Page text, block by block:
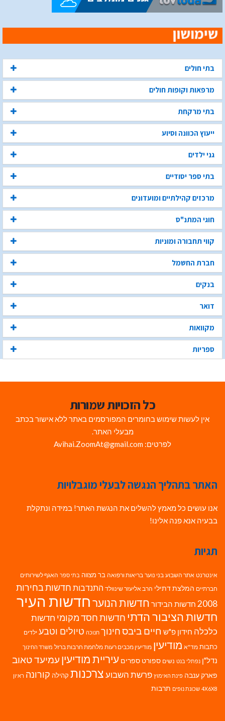
בתי חולים
מרפאות וקופות חולים
בתי מרקחת
ייעוץ הכוונה וסיוע
גני ילדים
בתי ספר יסודיים
מרכזים קהילתיים ומועדונים
חוגי המתנ"ס
קווי תחבורה ומוניות
חברת החשמל
בנקים
דואר
מקוואות
ספריות
כל הזכויות שמורות
אין לעשות שימוש בחומרים המפורסמים באתר ללא אישור בכתב
מבעלי האתר.
לפרטים: Avihai.ZoomAt@gmail.com
האתר בתהליך הנגשה לבעלי מוגבלויות
אנו עושים כל מאמץ להשלים את הנגשת האתר! במידה ונתקלת
בבעיה אנא פנה אלינו!
תגיות
אינטרנט אתר השבוע בני נוער בריאות ורפואה בר מצווה בתי ספר האגף לשירותים
חברתיים המלצת דתילי הרב אליעזר שינוולד התנדבות חדשות בחירות
2008 חדשות הבידור חדשות הנוערחדשות העיר
חדשות הציבור הדתי חדשות חסד מקומי חדשות
כלכלה חידון פ"ש חיים ביבסחינוך חנוכה טיולים וטבע ילדים
כתבות מד"א מודיעין מודיעין מכבים רעות מלחמת חרבות ברזל משרד החינוך
נדל"ן נפתלי בנט נשים ספורט ספרים עיריית מודיעין עמיעד טאוב
פארק ענבה פינת האימוץ פרשת השבועצרכנות קהילה קורונה ראיון
4X6X8 שכונת נופים תרבות